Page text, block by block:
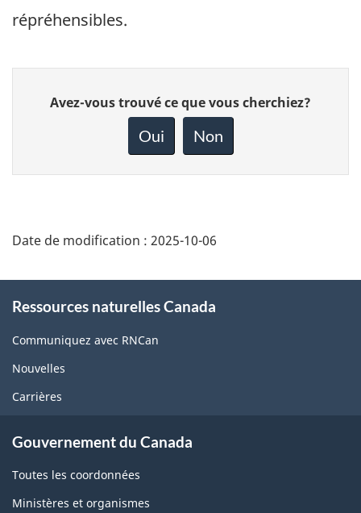
répréhensibles.
Donnez
votre
page
Avez-vous trouvé ce que vous cherchiez?
Oui Non
Date de modification : 2025-10-06
this
site
Ressources naturelles Canada
Communiquez avec RNCan
Nouvelles
Carrières
Gouvernement du Canada
Toutes les coordonnées
Ministères et organismes